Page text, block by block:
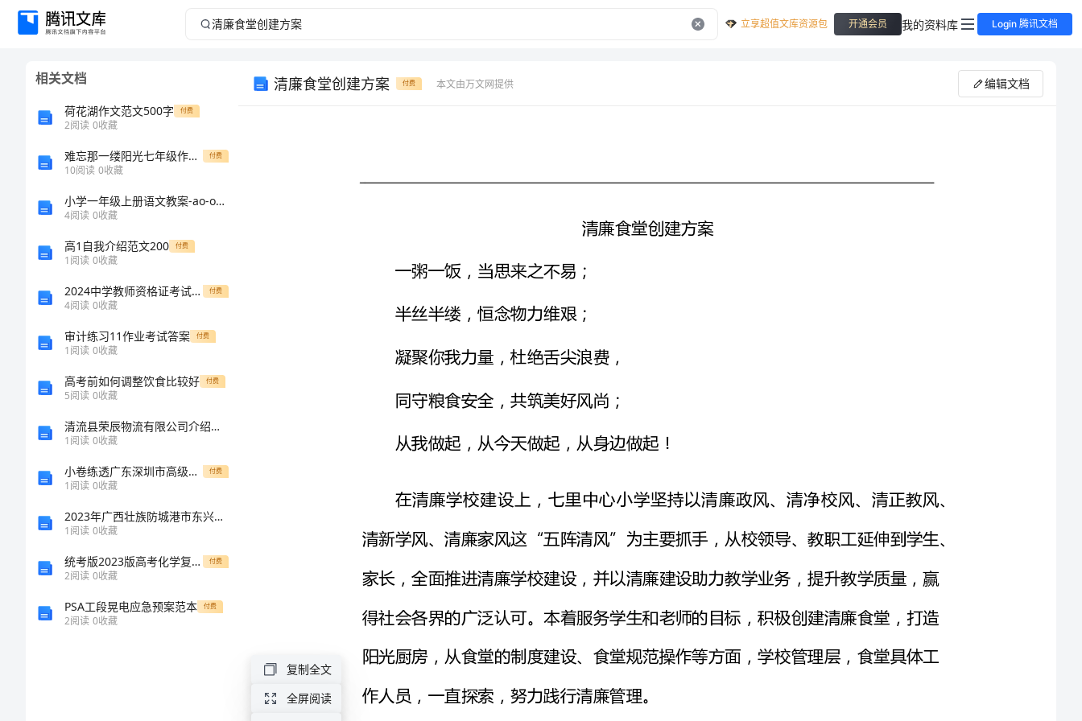
清
饭，
立享超值文库资源包 开通会员 我的资料库 Login 腾讯文档
相关文档
荷花湖作文范文500字 付费
2阅读 0收藏
难忘那一缕阳光七年级作文850字 付费
10阅读 0收藏
小学一年级上册语文教案-ao-ou-iu
4阅读 0收藏
高1自我介绍范文200 付费
1阅读 0收藏
2024中学教师资格证考试《教育知识与能力》强化训练试题A卷 附解析 付费
4阅读 0收藏
审计练习11作业考试答案 付费
1阅读 0收藏
高考前如何调整饮食比较好 付费
5阅读 0收藏
清流县荣辰物流有限公司介绍企业发展分析报告
1阅读 0收藏
小卷练透广东深圳市高级中学数学人教版七年级下册二元一次方程组章节测试试题（含答案解析） 付费
1阅读 0收藏
2023年广西壮族防城港市东兴市国家电网招聘之机械动力类考试题库及完整答案（全国通用）
1阅读 0收藏
统考版2023版高考化学复习特训卷第一部分高频考点分层集训第七单元化学反应与能量检测7化学反应与能量 付费
2阅读 0收藏
PSA工段晃电应急预案范本 付费
2阅读 0收藏
清廉食堂创建方案 付费 本文由万文网提供 编辑文档
学初，学校就以清廉学校建设为切入点，多次讨论研究，进一步完善了《七里中心
清廉食堂创建方案
凝聚你我力量，杜绝舌尖浪费，
同守粮食安全，共筑美好风尚；
从我做起，从今天做起，从身边做起！
阳光厨房，从食堂的制度建设、食堂规范操作等方面，学校管理层，食堂具体工
作人员，一直探索，努力践行清廉管理。
食堂管理制度化
为向“安全食堂、清廉食堂、营养食堂、美味食堂”的建设目标迈进，早在开
复制全文
全屏阅读